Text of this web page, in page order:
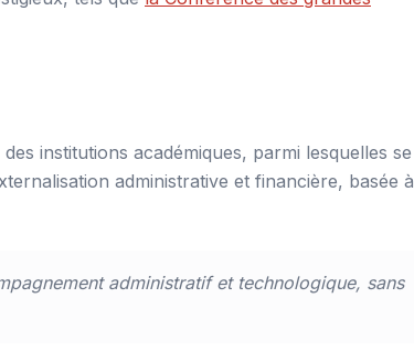
institutions académiques, parmi lesquelles se
administrative et financière, basée à
administratif et technologique, sans